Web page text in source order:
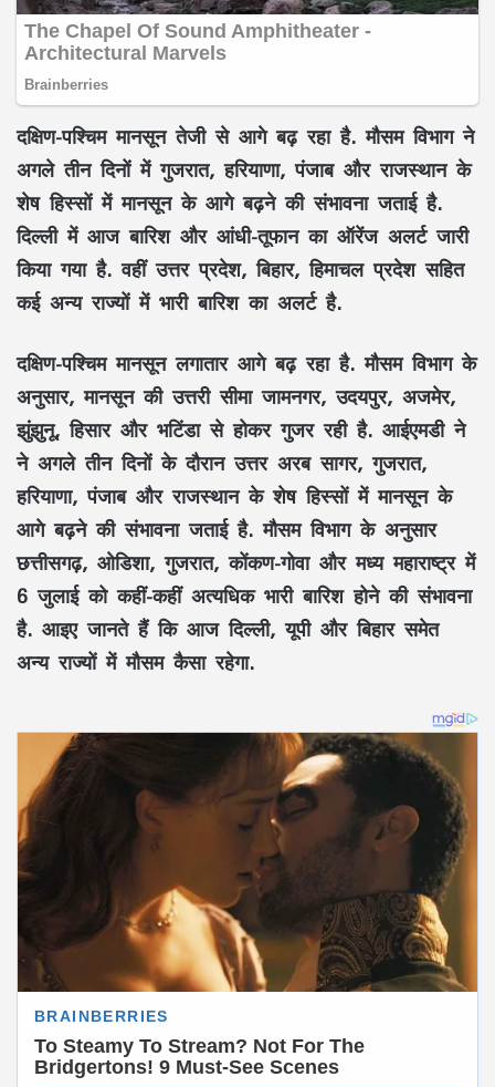
दक्षिण-पश्चिम मानसून तेजी से आगे बढ़ रहा है. मौसम विभाग ने
अगले तीन दिनों में गुजरात, हरियाणा, पंजाब और राजस्थान के
शेष हिस्सों में मानसून के आगे बढ़ने की संभावना जताई है.
दिल्ली में आज बारिश और आंधी-तूफान का ऑरेंज अलर्ट जारी
किया गया है. वहीं उत्तर प्रदेश, बिहार, हिमाचल प्रदेश सहित
कई अन्य राज्यों में भारी बारिश का अलर्ट है.
दक्षिण-पश्चिम मानसून लगातार आगे बढ़ रहा है. मौसम विभाग के
अनुसार, मानसून की उत्तरी सीमा जामनगर, उदयपुर, अजमेर,
झुंझुनू, हिसार और भटिंडा से होकर गुजर रही है. आईएमडी ने
ने अगले तीन दिनों के दौरान उत्तर अरब सागर, गुजरात,
हरियाणा, पंजाब और राजस्थान के शेष हिस्सों में मानसून के
आगे बढ़ने की संभावना जताई है. मौसम विभाग के अनुसार
छत्तीसगढ़, ओडिशा, गुजरात, कोंकण-गोवा और मध्य महाराष्ट्र में
6 जुलाई को कहीं-कहीं अत्यधिक भारी बारिश होने की संभावना
है. आइए जानते हैं कि आज दिल्ली, यूपी और बिहार समेत
अन्य राज्यों में मौसम कैसा रहेगा.